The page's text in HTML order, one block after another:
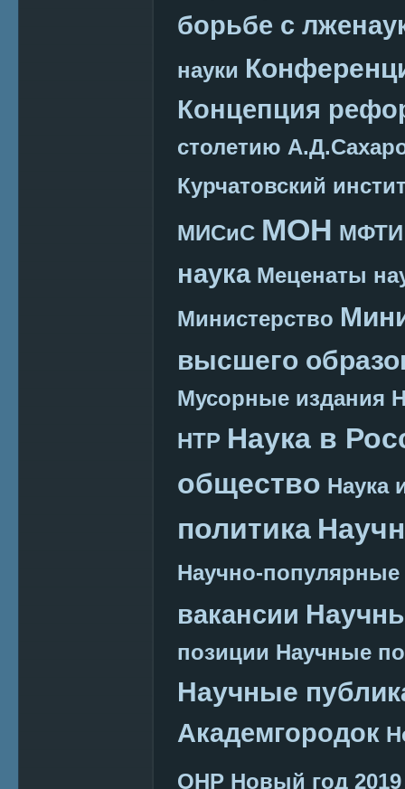
борьбе с
науки
Концепция
столетию
Курчатовский
МИСиС МОН МФТИ
наука Меценаты
Министерство
высшего
Мусорные издания
НТР Наука в
общество Наука
политика
Научно-
вакансии
позиции Научные
Научные
Академгородок
ОНР Новый год 2019